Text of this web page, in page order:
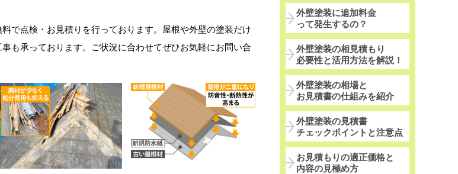
で点検・お見積りを行っております。屋根や外壁の塗装だけ
も承っております。ご状況に合わせてぜひお気軽にお問い合
外壁塗装に追加料金
って発生するの？
外壁塗装の相見積もり
必要性と活用方法を解説！
外壁塗装の相場と
お見積書の仕組みを紹介
外壁塗装の見積書
チェックポイントと注意点
お見積もりの適正価格と
内容の見極め方